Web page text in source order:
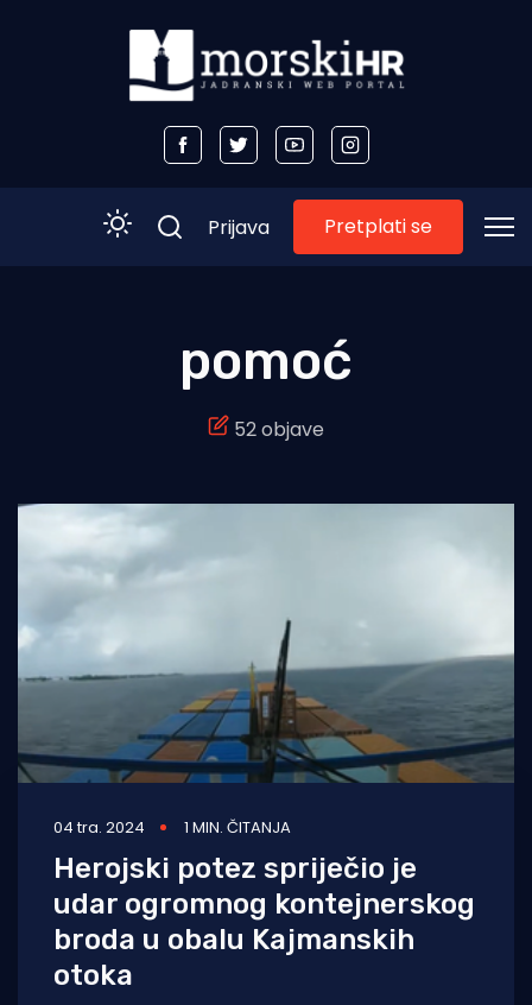
Turizam i nautika
Pomorstvo
Ribolov
Tradicija i kultura
Prijava Pretplati se
pomoć
52 objave
04 tra. 2024 1 MIN. ČITANJA
Herojski potez spriječio je
udar ogromnog kontejnerskog
broda u obalu Kajmanskih
otoka